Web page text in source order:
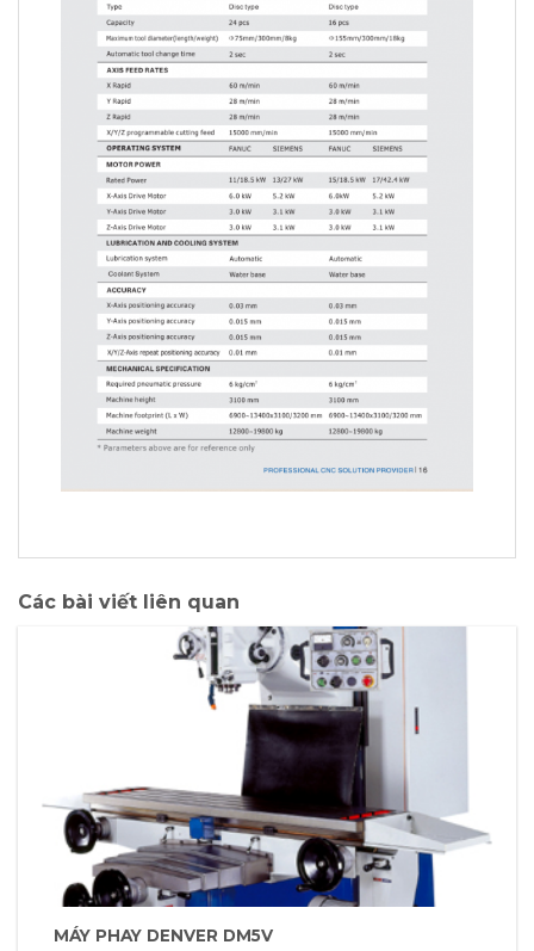
Các bài viết liên quan
MÁY PHAY DENVER DM5V